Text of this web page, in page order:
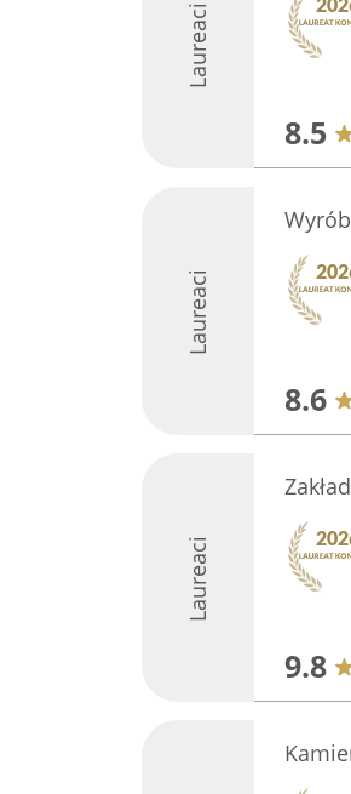
Laureaci
8.5
Laureaci
8.6
Laureaci
9.8